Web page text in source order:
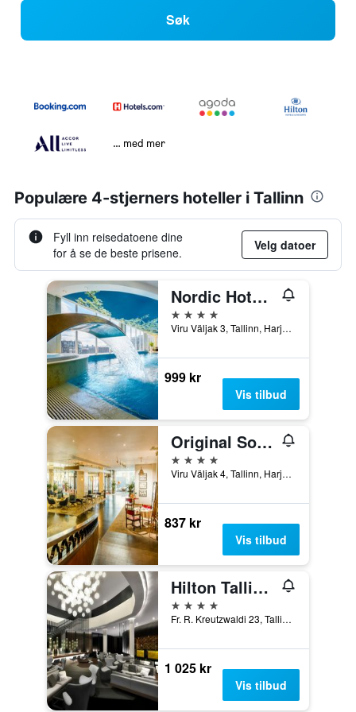
Søk
… med mer
Populære 4-stjerners hoteller i Tallinn
Fyll inn reisedatoene dine
for å se de beste prisene.
Velg datoer
Nordic Hotel Forum, WorldHotels Distinctive
4 stjerner
Viru Väljak 3, Tallinn, Harju (Fylke), Estland
999 kr
Vis tilbud
Original Sokos Hotel Viru
4 stjerner
Viru Väljak 4, Tallinn, Harju (Fylke), Estland
837 kr
Vis tilbud
Hilton Tallinn Park
4 stjerner
Fr. R. Kreutzwaldi 23, Tallinn, Harju (Fylke), Estland
1 025 kr
Vis tilbud